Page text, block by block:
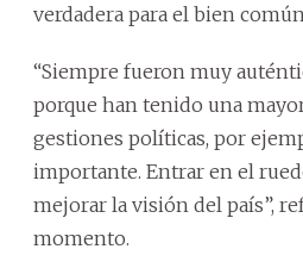
verdadera para el bien
“Siempre fueron muy
porque han tenido una
gestiones políticas, por
importante. Entrar en el
mejorar la visión del país”,
momento.